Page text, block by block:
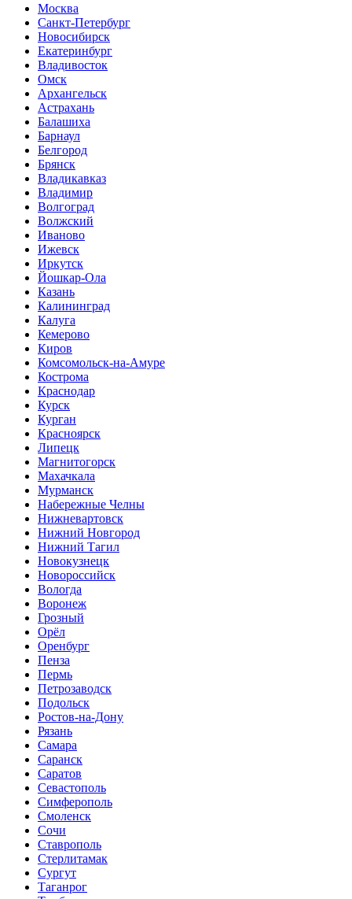
Москва
Санкт-Петербург
Новосибирск
Екатеринбург
Владивосток
Омск
Архангельск
Астрахань
Балашиха
Барнаул
Белгород
Брянск
Владикавказ
Владимир
Волгоград
Волжский
Иваново
Ижевск
Иркутск
Йошкар-Ола
Казань
Калининград
Калуга
Кемерово
Киров
Комсомольск-на-Амуре
Кострома
Краснодар
Курск
Курган
Красноярск
Липецк
Магнитогорск
Махачкала
Мурманск
Набережные Челны
Нижневартовск
Нижний Новгород
Нижний Тагил
Новокузнецк
Новороссийск
Вологда
Воронеж
Грозный
Орёл
Оренбург
Пенза
Пермь
Петрозаводск
Подольск
Ростов-на-Дону
Рязань
Самара
Саранск
Саратов
Севастополь
Симферополь
Смоленск
Сочи
Ставрополь
Стерлитамак
Сургут
Таганрог